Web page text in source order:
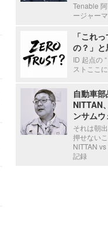
Tenable
ージャー
「これ
の？」と
ID 起点の
ストここ
自動車
NITTAN
ンサム
それは朝
押せない
NITTAN
記録